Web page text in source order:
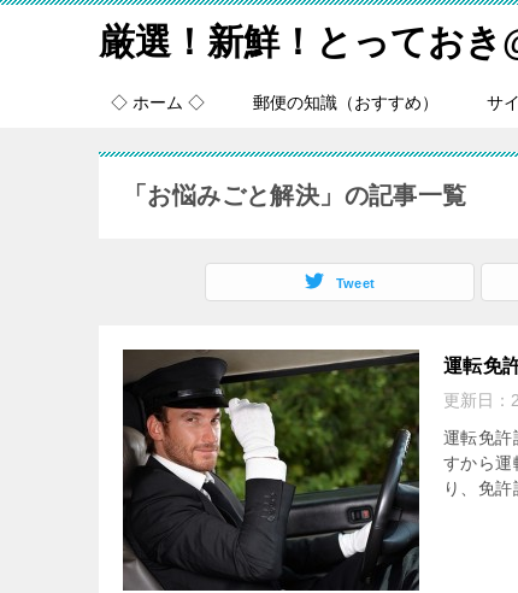
厳選！新鮮！とっておき
◇ ホーム ◇ 郵便の知識（おすすめ） サ
「お悩みごと解決」の記事一覧
Tweet
運転免
更新日：
運転免許
すから運
り、免